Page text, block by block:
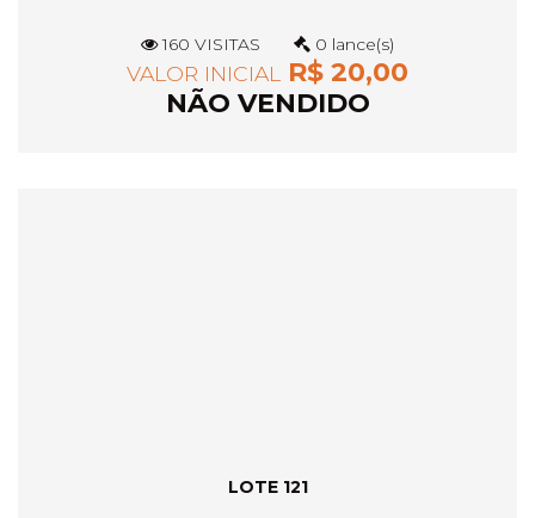
160 VISITAS 0 lance(s)
VALOR INICIAL
R$ 20,00
NÃO VENDIDO
LOTE 121